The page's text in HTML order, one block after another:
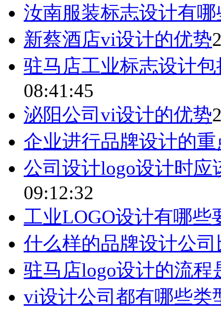
汝南服装标志设计有
新蔡酒店vi设计的优势
驻马店工业标志设计
08:41:45
泌阳公司vi设计的优势
企业进行品牌设计的重
公司设计logo设计时应
09:12:32
工业LOGO设计有哪些
什么样的品牌设计公
驻马店logo设计的流程
vi设计公司都有哪些类